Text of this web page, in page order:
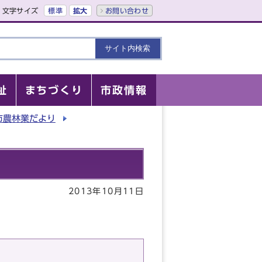
文字サイズ 標準 拡大 お問い合わせ
まちづくり 市政情報
農林業だより
2013年10月11日